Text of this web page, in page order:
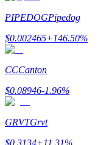
Ganhar
PIPEDOGPipedog
$0.002465+146.50%
CCCanton
$0.08946-1.96%
GRVTGrvt